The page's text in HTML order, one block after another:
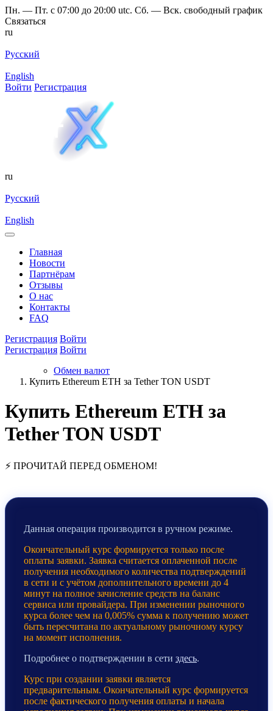
Пн. — Пт. с 07:00 до 20:00 utc. Сб. — Вск. свободный график
Связаться
ru
Русский
English
Войти Регистрация
ru
Русский
English
Главная
Новости
Партнёрам
Отзывы
О нас
Контакты
FAQ
Регистрация Войти
Регистрация Войти
Обмен валют
Купить Ethereum ETH за Tether TON USDT
Купить Ethereum ETH за
Tether TON USDT
⚡ ПРОЧИТАЙ ПЕРЕД ОБМЕНОМ!
Данная операция производится в ручном режиме.
Окончательный курс формируется только после
оплаты заявки. Заявка считается оплаченной после
получения необходимого количества подтверждений
в сети и с учётом дополнительного времени до 4
минут на полное зачисление средств на баланс
сервиса или провайдера. При изменении рыночного
курса более чем на 0,005% сумма к получению может
быть пересчитана по актуальному рыночному курсу
на момент исполнения.
Подробнее о подтверждении в сети здесь.
Курс при создании заявки является
предварительным. Окончательный курс формируется
после фактического получения оплаты и начала